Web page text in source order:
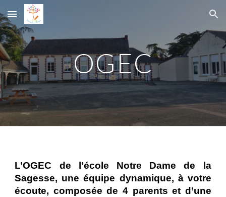
Skip to main content Skip to navigation
OGEC
L’OGEC de l’école Notre Dame de la
Sagesse, une équipe dynamique, à votre
écoute, composée de 4 parents et d’une